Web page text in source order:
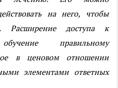
на него, чтобы
Расширение доступа к
правильному
в ценовом отношении
элементами ответных